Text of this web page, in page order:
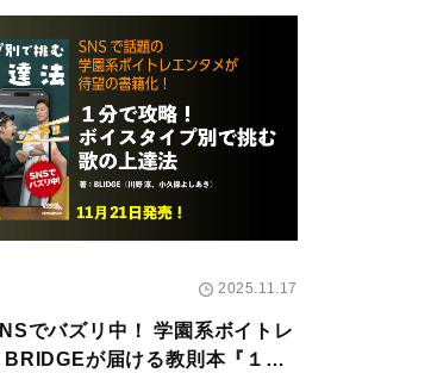
2025.11.17
でバズリ中！ 学園系ボイトレ
BRIDGEが届ける教則本『１分